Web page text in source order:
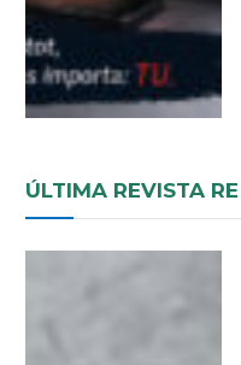
ÚLTIMA REVISTA RE